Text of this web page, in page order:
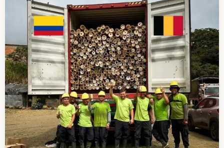
Histórico
Europa
Suministrado
por
Guadua
Bamboo
SAS